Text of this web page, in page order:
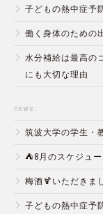
子どもの熱中症予
働く身体のための
水分補給は最高の
にも大切な理由
news:
筑波大学の学生・
⛺️8月のスケジュー
梅酒🍹いただきま
子どもの熱中症予